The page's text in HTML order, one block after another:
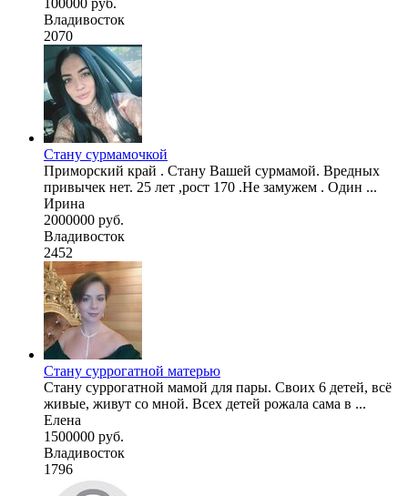
Владивосток
2070
Стану сурмамочкой
Приморский край . Стану Вашей сурмамой. Вредных
привычек нет. 25 лет ,рост 170 .Не замужем . Один ...
Ирина
2000000 руб.
Владивосток
2452
Стану суррогатной матерью
Стану суррогатной мамой для пары. Своих 6 детей, всё
живые, живут со мной. Всех детей рожала сама в ...
Елена
1500000 руб.
Владивосток
1796